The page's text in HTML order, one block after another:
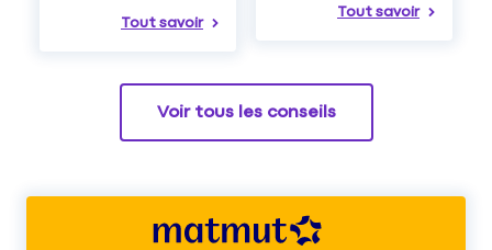
Tout savoir
Tout savoir
Voir tous les conseils